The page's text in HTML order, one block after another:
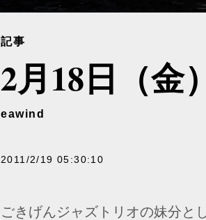
記事
2月18日（金
eawind
2011/2/19 05:30:10
ごきげんジャズトリオの妹分と